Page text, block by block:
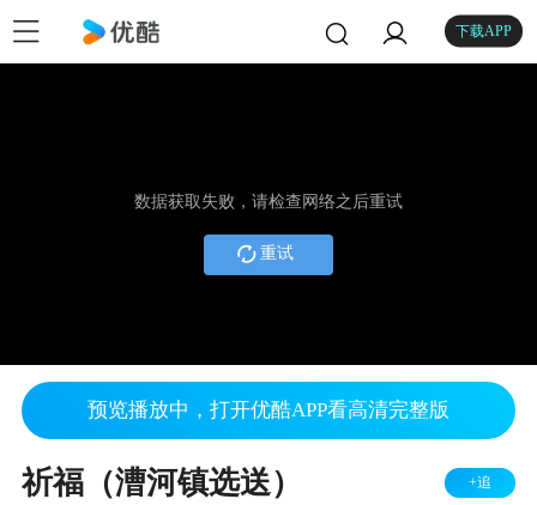
下载APP
数据获取失败，请检查网络之后重试
重试
预览播放中，打开优酷APP看高清完整版
祈福（漕河镇选送） +追